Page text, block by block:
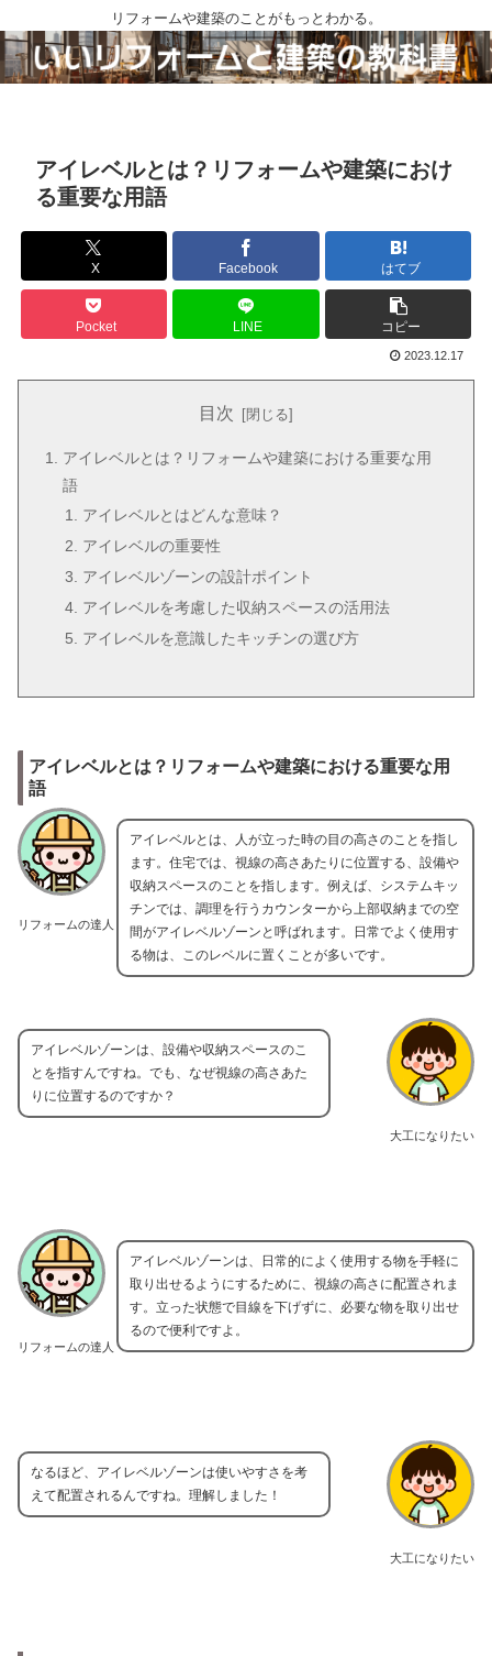
リフォームや建築のことがもっとわかる。
アイレベルとは？リフォームや建築におけ
る重要な用語
X Facebook はてブ
Pocket LINE コピー
2023.12.17
目次
アイレベルとは？リフォームや建築における重要な用
語
アイレベルとはどんな意味？
アイレベルの重要性
アイレベルゾーンの設計ポイント
アイレベルを考慮した収納スペースの活用法
アイレベルを意識したキッチンの選び方
アイレベルとは？リフォームや建築における重要な用
語
リフォームの達人
アイレベルとは、人が立った時の目の高さのことを指し
ます。住宅では、視線の高さあたりに位置する、設備や
収納スペースのことを指します。例えば、システムキッ
チンでは、調理を行うカウンターから上部収納までの空
間がアイレベルゾーンと呼ばれます。日常でよく使用す
る物は、このレベルに置くことが多いです。
大工になりたい
アイレベルゾーンは、設備や収納スペースのこ
とを指すんですね。でも、なぜ視線の高さあた
りに位置するのですか？
リフォームの達人
アイレベルゾーンは、日常的によく使用する物を手軽に
取り出せるようにするために、視線の高さに配置されま
す。立った状態で目線を下げずに、必要な物を取り出せ
るので便利ですよ。
大工になりたい
なるほど、アイレベルゾーンは使いやすさを考
えて配置されるんですね。理解しました！